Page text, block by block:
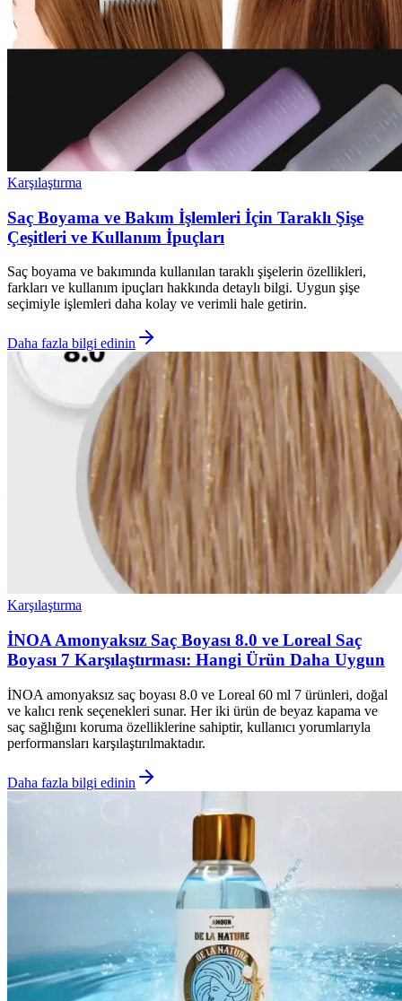
Karşılaştırma
Saç Boyama ve Bakım İşlemleri İçin Taraklı Şişe
Çeşitleri ve Kullanım İpuçları
Saç boyama ve bakımında kullanılan taraklı şişelerin özellikleri,
farkları ve kullanım ipuçları hakkında detaylı bilgi. Uygun şişe
seçimiyle işlemleri daha kolay ve verimli hale getirin.
Daha fazla bilgi edinin
Karşılaştırma
İNOA Amonyaksız Saç Boyası 8.0 ve Loreal Saç
Boyası 7 Karşılaştırması: Hangi Ürün Daha Uygun
İNOA amonyaksız saç boyası 8.0 ve Loreal 60 ml 7 ürünleri, doğal
ve kalıcı renk seçenekleri sunar. Her iki ürün de beyaz kapama ve
saç sağlığını koruma özelliklerine sahiptir, kullanıcı yorumlarıyla
performansları karşılaştırılmaktadır.
Daha fazla bilgi edinin